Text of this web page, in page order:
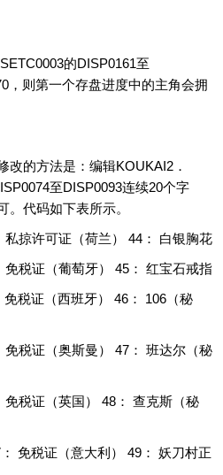
的DISP0161至
，则第一个存盘进度中的主角会拥
改的方法是：编辑KOUKAI2．
至DISP0093连续20个字
。代码如下表所示。
掠许可证（荷兰） 44： 白银胸花
税证（葡萄牙） 45： 红宝石戒指
税证（西班牙） 46： 106（秘
税证（奥斯曼） 47： 班达尔（秘
税证（英国） 48： 查克斯（秘
免税证（意大利） 49： 妖刀村正